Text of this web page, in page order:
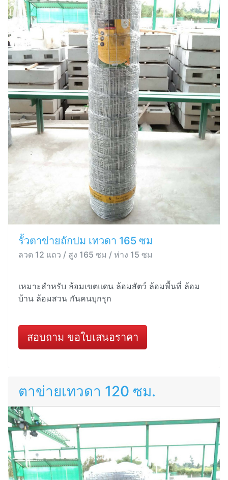
รั้วตาข่ายถักปม เทวดา 165 ซม
ลวด 12 แถว / สูง 165 ซม / ห่าง 15 ซม
เหมาะสำหรับ ล้อมเขตแดน ล้อมสัตว์ ล้อมพื้นที่ ล้อม
บ้าน ล้อมสวน กันคนบุกรุก
สอบถาม ขอใบเสนอราคา
ตาข่ายเทวดา 120 ซม.